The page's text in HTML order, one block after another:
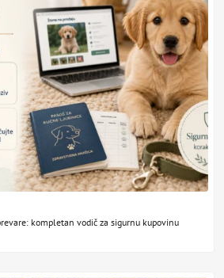
kompletan vodič za sigurnu kupovinu